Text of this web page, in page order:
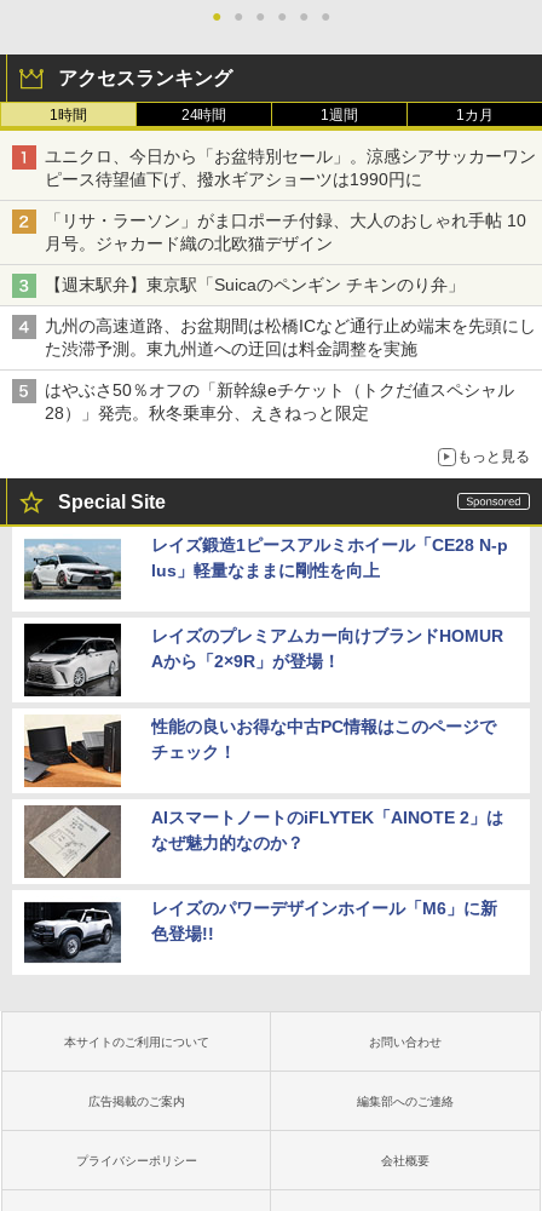
● ● ● ● ● ●
アクセスランキング
1時間 24時間 1週間 1カ月
ユニクロ、今日から「お盆特別セール」。涼感シアサッカーワン
ピース待望値下げ、撥水ギアショーツは1990円に
「リサ・ラーソン」がま口ポーチ付録、大人のおしゃれ手帖 10
月号。ジャカード織の北欧猫デザイン
【週末駅弁】東京駅「Suicaのペンギン チキンのり弁」
九州の高速道路、お盆期間は松橋ICなど通行止め端末を先頭にし
た渋滞予測。東九州道への迂回は料金調整を実施
はやぶさ50％オフの「新幹線eチケット（トクだ値スペシャル
28）」発売。秋冬乗車分、えきねっと限定
もっと見る
Special Site
レイズ鍛造1ピースアルミホイール「CE28 N-p
lus」軽量なままに剛性を向上
レイズのプレミアムカー向けブランドHOMUR
Aから「2×9R」が登場！
性能の良いお得な中古PC情報はこのページで
チェック！
AIスマートノートのiFLYTEK「AINOTE 2」は
なぜ魅力的なのか？
レイズのパワーデザインホイール「M6」に新
色登場!!
本サイトのご利用について お問い合わせ
広告掲載のご案内 編集部へのご連絡
プライバシーポリシー 会社概要